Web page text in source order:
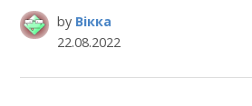
by Вікка
22.08.2022